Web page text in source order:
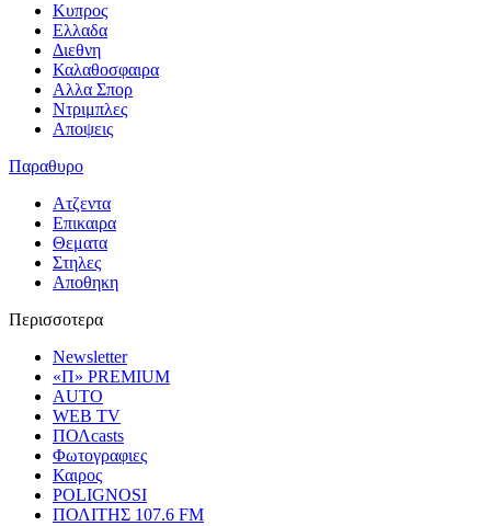
Κυπρος
Ελλαδα
Διεθνη
Καλαθοσφαιρα
Αλλα Σπορ
Ντριμπλες
Αποψεις
Παραθυρο
Ατζεντα
Επικαιρα
Θεματα
Στηλες
Αποθηκη
Περισσοτερα
Newsletter
«Π» PREMIUM
AUTO
WEB TV
ΠΟΛcasts
Φωτογραφιες
Καιρος
POLIGNOSI
ΠΟΛΙΤΗΣ 107.6 FM